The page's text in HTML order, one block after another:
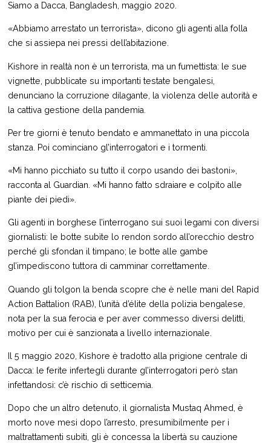
Siamo a Dacca, Bangladesh, maggio 2020.
«Abbiamo arrestato un terrorista», dicono gli agenti alla folla
che si assiepa nei pressi dell’abitazione.
Kishore in realtà non è un terrorista, ma un fumettista: le sue
vignette, pubblicate su importanti testate bengalesi,
denunciano la corruzione dilagante, la violenza delle autorità e
la cattiva gestione della pandemia.
Per tre giorni è tenuto bendato e ammanettato in una piccola
stanza. Poi cominciano gl’interrogatori e i tormenti.
«Mi hanno picchiato su tutto il corpo usando dei bastoni»,
racconta al Guardian. «Mi hanno fatto sdraiare e colpito alle
piante dei piedi».
Gli agenti in borghese l’interrogano sui suoi legami con diversi
giornalisti: le botte subìte lo rendon sordo all’orecchio destro
perché gli sfondan il timpano; le botte alle gambe
gl’impediscono tuttora di camminar correttamente.
Quando gli tolgon la benda scopre che è nelle mani del Rapid
Action Battalion (RAB), l’unità d’élite della polizia bengalese,
nota per la sua ferocia e per aver commesso diversi delitti,
motivo per cui è sanzionata a livello internazionale.
Il 5 maggio 2020, Kishore è tradotto alla prigione centrale di
Dacca: le ferite infertegli durante gl’interrogatori però stan
infettandosi: c’è rischio di setticemia.
Dopo che un altro detenuto, il giornalista Mustaq Ahmed, è
morto nove mesi dopo l’arresto, presumibilmente per i
maltrattamenti subìti, gli è concessa la libertà su cauzione